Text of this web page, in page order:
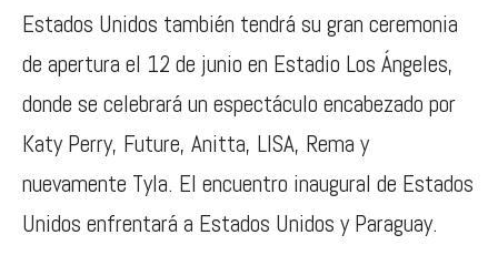
Estados Unidos también tendrá su gran ceremonia
de apertura el 12 de junio en Estadio Los Ángeles,
donde se celebrará un espectáculo encabezado por
Katy Perry, Future, Anitta, LISA, Rema y
nuevamente Tyla. El encuentro inaugural de Estados
Unidos enfrentará a Estados Unidos yParaguay.